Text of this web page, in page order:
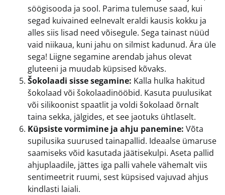
söögisooda ja sool. Parima tulemuse saad, kui
segad kuivained eelnevalt eraldi kausis kokku ja
alles siis lisad need võisegule. Sega tainast nüüd
vaid niikaua, kuni jahu on silmist kadunud. Ära üle
sega! Liigne segamine arendab jahus olevat
gluteeni ja muudab küpsised kõvaks.
Šokolaadi sisse segamine: Kalla hulka hakitud
šokolaad või šokolaadinööbid. Kasuta puulusikat
või silikoonist spaatlit ja voldi šokolaad õrnalt
taina sekka, jälgides, et see jaotuks ühtlaselt.
Küpsiste vormimine ja ahju panemine: Võta
supilusika suurused tainapallid. Ideaalse ümaruse
saamiseks võid kasutada jäätisekulpi. Aseta pallid
ahjuplaadile, jättes iga palli vahele vähemalt viis
sentimeetrit ruumi, sest küpsised vajuvad ahjus
kindlasti laiali.